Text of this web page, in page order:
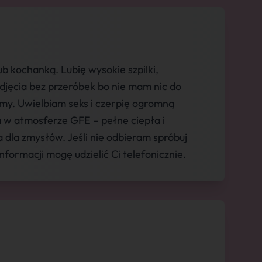
kochanką. Lubię wysokie szpilki,
bez przeróbek bo nie mam nic do
Uwielbiam seks i czerpię ogromną
atmosferze GFE – pełne ciepła i
zmysłów. Jeśli nie odbieram spróbuj
mogę udzielić Ci telefonicznie.